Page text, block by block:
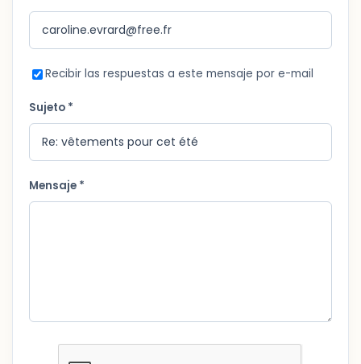
Recibir las respuestas a este mensaje por e-mail
Sujeto *
Mensaje *